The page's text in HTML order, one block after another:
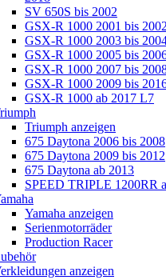
SV 650S bis 2002
GSX-R 1000 2001 bis
GSX-R 1000 2003 bis
GSX-R 1000 2005 bis
GSX-R 1000 2007 bis
GSX-R 1000 2009 bis
GSX-R 1000 ab 2017 L7
Triumph anzeigen
675 Daytona 2006 bis 2008
675 Daytona 2009 bis 2012
675 Daytona ab 2013
SPEED TRIPLE 1200RR
Yamaha anzeigen
Serienmotorräder
Production Racer
anzeigen